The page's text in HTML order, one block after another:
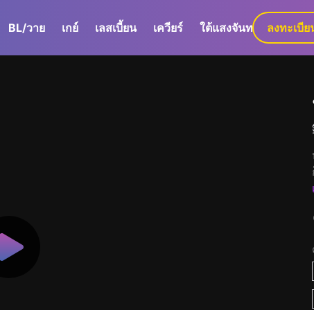
BL/วาย เกย์ เลสเบี้ยน เควียร์ ใต้แสงจันทร์ GaLa+
ลงทะเบีย